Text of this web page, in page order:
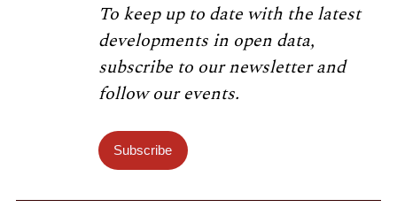
To keep up to date with the latest
developments in open data,
subscribe to our newsletter and
follow our events.
Subscribe